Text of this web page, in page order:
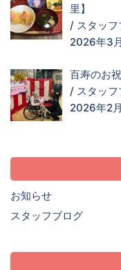
里】
/ スタッ
2026年3
百寿のお
/ スタッ
2026年2
お知らせ
スタッフブログ